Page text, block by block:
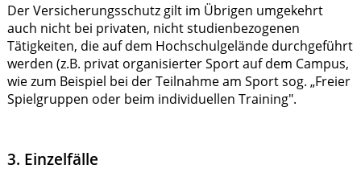
Der Versicherungsschutz gilt im Übrigen umgekehrt
auch nicht bei privaten, nicht studienbezogenen
Tätigkeiten, die auf dem Hochschulgelände durchgeführt
werden (z.B. privat organisierter Sport auf dem Campus,
wie zum Beispiel bei der Teilnahme am Sport sog. „Freier
Spielgruppen oder beim individuellen Training".
3. Einzelfälle